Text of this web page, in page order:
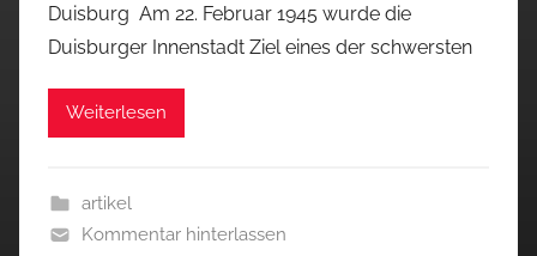
Duisburg Am 22. Februar 1945 wurde die
Duisburger Innenstadt Ziel eines der schwersten
Weiterlesen
artikel
Kommentar hinterlassen